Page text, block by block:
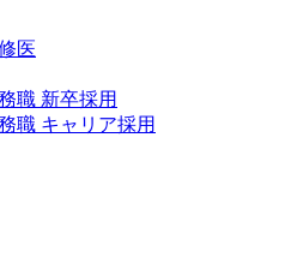
医
職 新卒採用
職 キャリア採用